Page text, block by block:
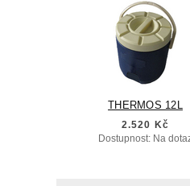
THERMOS 12L
2.520 Kč
Dostupnost: Na